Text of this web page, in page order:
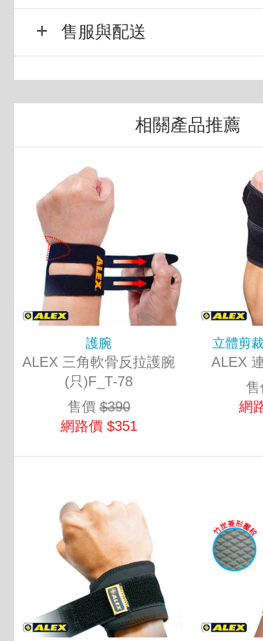
售服與配送
相關產品推薦
護腕
ALEX 三角軟骨反拉護腕
(只)F_T-78
售價$390
網路價 $351
立體剪
ALEX
網